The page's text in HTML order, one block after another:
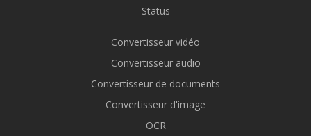
Status
Convertisseur vidéo
Convertisseur audio
Convertisseur de documents
Convertisseur d'image
OCR